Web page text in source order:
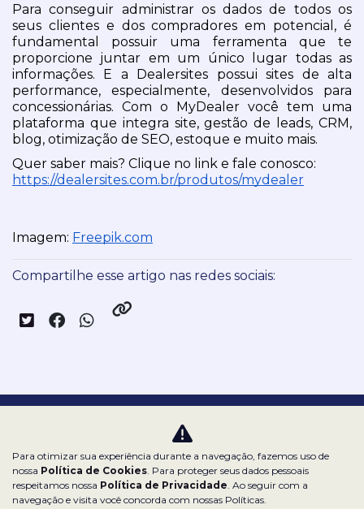
Para conseguir administrar os dados de todos os
seus clientes e dos compradores em potencial, é
fundamental possuir uma ferramenta que te
proporcione juntar em um único lugar todas as
informações. E a Dealersites possui sites de alta
performance, especialmente, desenvolvidos para
concessionárias. Com o MyDealer você tem uma
plataforma que integra site, gestão de leads, CRM,
blog, otimização de SEO, estoque e muito mais.
https://dealersites.com.br/produtos/mydealer
Imagem: Freepik.com
Compartilhe esse artigo nas redes sociais:
Para otimizar sua experiência durante a navegação, fazemos uso de
nossa Política de Cookies. Para proteger seus dados pessoais
respeitamos nossa Política de Privacidade. Ao seguir com a
navegação e visita você concorda com nossas Políticas.